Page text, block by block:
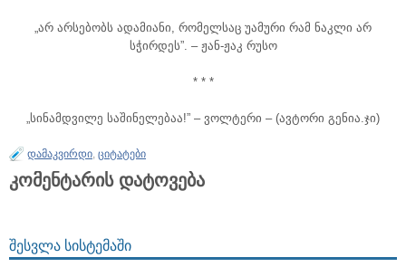
„არ არსებობს ადამიანი, რომელსაც უამური რამ ნაკლი არ
სჭირდეს”. – ჟან-ჟაკ რუსო
* * *
„სინამდვილე საშინელებაა!” – ვოლტერი – (ავტორი გენია.ჯი)
დამაკვირდი, ციტატები
კომენტარის დატოვება
ᲨᲔᲡᲕᲚᲐ ᲡᲘᲡᲢᲔᲛᲐᲨᲘ